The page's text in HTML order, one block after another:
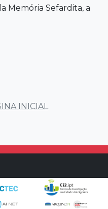
Memória Sefardita, a
INICIAL